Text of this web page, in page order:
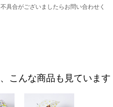
具合がございましたらお問い合わせく
こんな商品も見ています